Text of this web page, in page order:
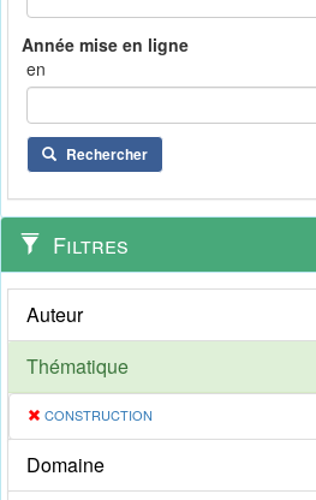
en
Rechercher
Filtres
Auteur
Thématique
CONSTRUCTION
Domaine